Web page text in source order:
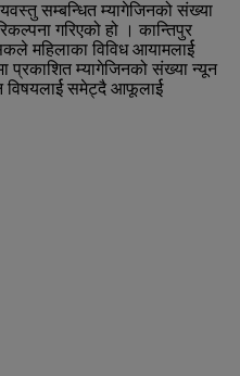
सम्बन्धित म्यागेजिनको संख्या
गरिएको हो । कान्तिपुर
महिलाका विविध आयामलार्ई
म्यागेजिनको संख्या न्यून
समेट्दै आफूलार्ई